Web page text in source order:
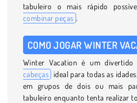
tabuleiro o mais rápido
combinar peças .
COMO JOGAR WINTER
Winter Vacation é um divertido
cabeças ideal para todas as
em grupos de dois ou mais
tabuleiro enquanto tenta realizar